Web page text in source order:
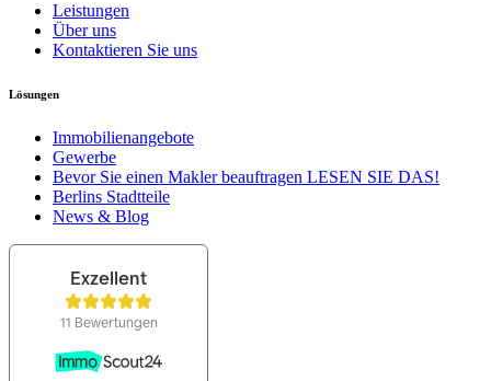
Leistungen
Über uns
Kontaktieren Sie uns
Lösungen
Immobilienangebote
Gewerbe
Bevor Sie einen Makler beauftragen LESEN SIE DAS!
Berlins Stadtteile
News & Blog